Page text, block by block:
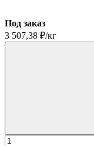
Под заказ
3 507,38 ₽/кг